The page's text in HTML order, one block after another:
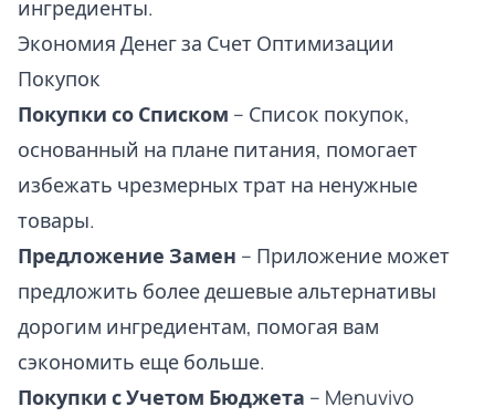
ингредиенты.
Экономия Денег за Счет Оптимизации
Покупок
Покупки со Списком – Список покупок,
основанный на плане питания, помогает
избежать чрезмерных трат на ненужные
товары.
Предложение Замен – Приложение может
предложить более дешевые альтернативы
дорогим ингредиентам, помогая вам
сэкономить еще больше.
Покупки с Учетом Бюджета – Menuvivo